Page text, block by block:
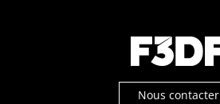
Nous contacter